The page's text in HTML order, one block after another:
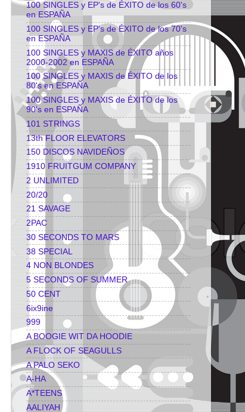
100 SINGLES y EP's de ÉXITO de los 60's
en ESPAÑA
100 SINGLES y EP's de ÉXITO de los 70's
en ESPAÑA
100 SINGLES y MAXIS de ÉXITO años
2000-2002 en ESPAÑA
100 SINGLES y MAXIS de ÉXITO de los
80's en ESPAÑA
100 SINGLES y MAXIS de ÉXITO de los
90's en ESPAÑA
101 STRINGS
13th FLOOR ELEVATORS
150 DISCOS NAVIDEÑOS
1910 FRUITGUM COMPANY
2 UNLIMITED
20/20
21 SAVAGE
2PAC
30 SECONDS TO MARS
38 SPECIAL
4 NON BLONDES
5 SECONDS OF SUMMER
50 CENT
6ix9ine
999
A BOOGIE WIT DA HOODIE
A FLOCK OF SEAGULLS
A PALO SEKO
A-HA
A*TEENS
AALIYAH